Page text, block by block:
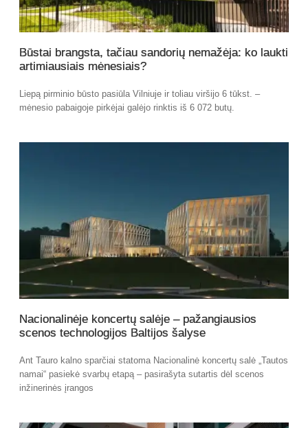
Būstai brangsta, tačiau sandorių nemažėja: ko laukti
artimiausiais mėnesiais?
Liepą pirminio būsto pasiūla Vilniuje ir toliau viršijo 6 tūkst. –
mėnesio pabaigoje pirkėjai galėjo rinktis iš 6 072 butų.
Nacionalinėje koncertų salėje – pažangiausios
scenos technologijos Baltijos šalyse
Ant Tauro kalno sparčiai statoma Nacionalinė koncertų salė „Tautos
namai“ pasiekė svarbų etapą – pasirašyta sutartis dėl scenos
inžinerinės įrangos